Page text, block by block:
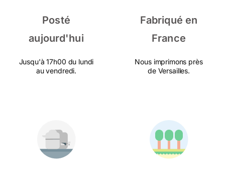
Posté
aujourd'hui
Jusqu'à 17h00 du lundi
au vendredi.
Fabriqué en
France
Nous imprimons près
de Versailles.